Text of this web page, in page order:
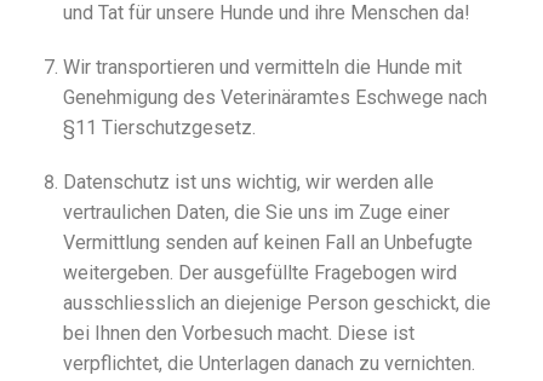
und Tat für unsere Hunde und ihre Menschen da!
Wir transportieren und vermitteln die Hunde mit
Genehmigung des Veterinäramtes Eschwege nach
§11 Tierschutzgesetz.
Datenschutz ist uns wichtig, wir werden alle
vertraulichen Daten, die Sie uns im Zuge einer
Vermittlung senden auf keinen Fall an Unbefugte
weitergeben. Der ausgefüllte Fragebogen wird
ausschliesslich an diejenige Person geschickt, die
bei Ihnen den Vorbesuch macht. Diese ist
verpflichtet, die Unterlagen danach zu vernichten.